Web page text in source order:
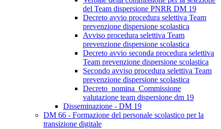
del Team dispersione PNRR DM 19
Decreto avvio procedura selettiva Team
prevenzione dispersione scolastica
Avviso procedura selettiva Team
prevenzione dispersione scolastica
Decreto avvio seconda procedura selettiva
Team prevenzione dispersione scolastica
Secondo avviso procedura selettiva Team
prevenzione dispersione scolastica
Decreto_nomina_Commissione
valutazione team dispersione dm 19
Disseminazione - DM 19
DM 66 - Formazione del personale scolastico per la
transizione digitale